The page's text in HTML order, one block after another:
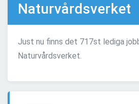
Naturvårdsverket
Just nu finns det 717st lediga
Naturvårdsverket.